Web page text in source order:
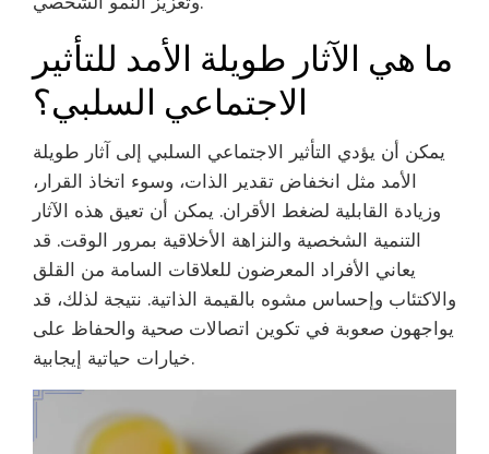
ما هي الآثار طويلة الأمد للتأثير
الاجتماعي السلبي؟
يمكن أن يؤدي التأثير الاجتماعي السلبي إلى آثار طويلة
الأمد مثل انخفاض تقدير الذات، وسوء اتخاذ القرار،
وزيادة القابلية لضغط الأقران. يمكن أن تعيق هذه الآثار
التنمية الشخصية والنزاهة الأخلاقية بمرور الوقت. قد
يعاني الأفراد المعرضون للعلاقات السامة من القلق
والاكتئاب وإحساس مشوه بالقيمة الذاتية. نتيجة لذلك، قد
يواجهون صعوبة في تكوين اتصالات صحية والحفاظ على
خيارات حياتية إيجابية.